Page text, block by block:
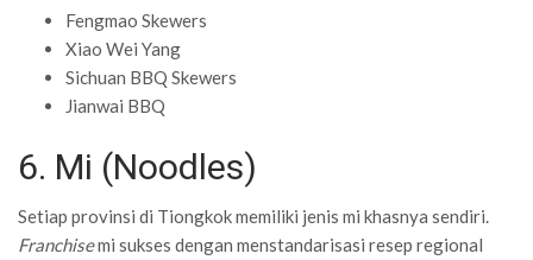
Fengmao Skewers
Xiao Wei Yang
Sichuan BBQ Skewers
Jianwai BBQ
6. Mi (Noodles)
Setiap provinsi di Tiongkok memiliki jenis mi khasnya sendiri.
Franchisemi sukses dengan menstandarisasi resep regional